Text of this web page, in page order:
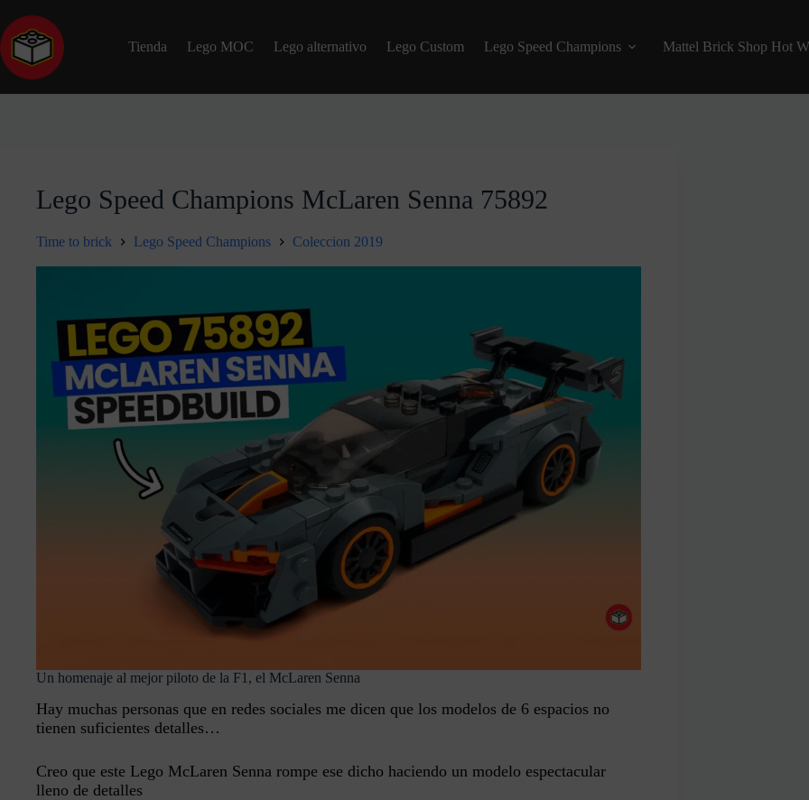
Tienda Lego MOC Lego alternativo Lego Custom Lego Speed Champions Mattel Brick Shop Hot
Lego Speed Champions McLaren Senna 75892
Time to brick Lego Speed Champions Coleccion 2019
Un homenaje al mejor piloto de la F1, el McLaren Senna
Hay muchas personas que en redes sociales me dicen que los modelos de 6 espacios no
tienen suficientes detalles…
Creo que este Lego McLaren Senna rompe ese dicho haciendo un modelo espectacular
lleno de detalles